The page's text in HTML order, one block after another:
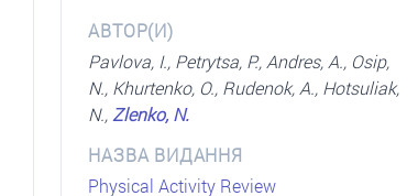
АВТОР(И)
Pavlova, I., Petrytsa, P., Andres, A., Osip,
N., Khurtenko, O., Rudenok, A., Hotsuliak,
N., Zlenko, N.
НАЗВА ВИДАННЯ
Physical Activity Review